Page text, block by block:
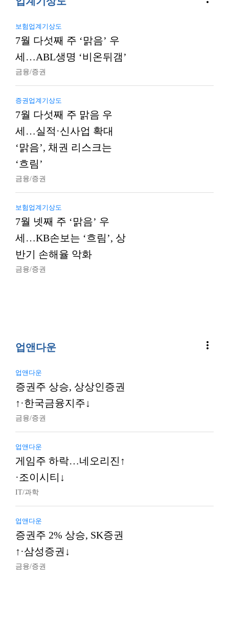
보험업계기상도
7월 다섯째 주 ‘맑음’ 우
세…ABL생명 ‘비온뒤갬’
금융/증권
증권업계기상도
7월 다섯째 주 맑음 우
세…실적·신사업 확대
‘맑음’, 채권 리스크는
‘흐림’
금융/증권
보험업계기상도
7월 넷째 주 ‘맑음’ 우
세…KB손보는 ‘흐림’, 상
반기 손해율 악화
금융/증권
업앤다운 more_vert
업앤다운
증권주 상승, 상상인증권
↑·한국금융지주↓
금융/증권
업앤다운
게임주 하락…네오리진↑
·조이시티↓
IT/과학
업앤다운
증권주 2% 상승, SK증권
↑·삼성증권↓
금융/증권